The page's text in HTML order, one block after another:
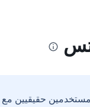
حقيقيين مع